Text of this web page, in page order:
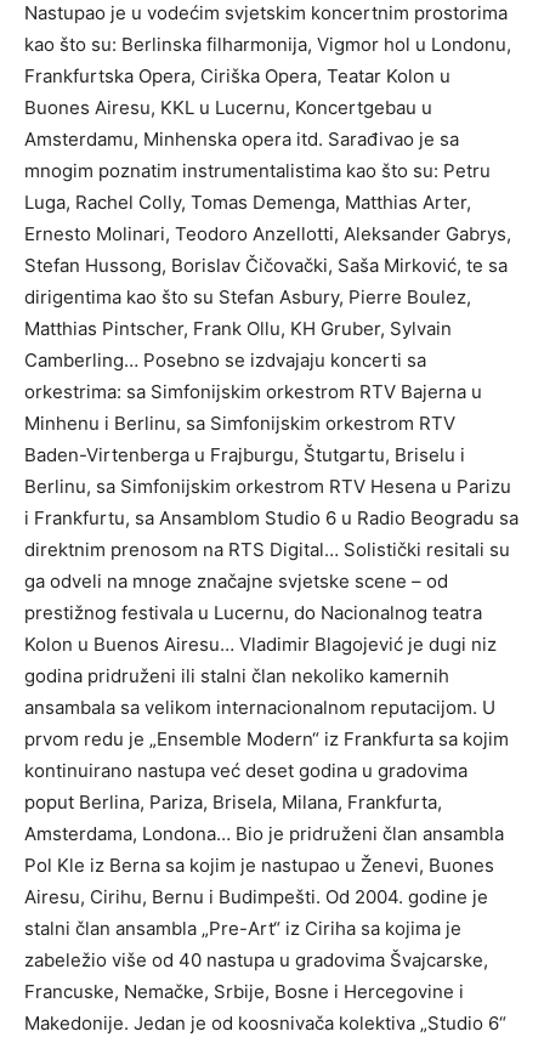
Nastupao je u vodećim svjetskim koncertnim prostorima
kao što su: Berlinska filharmonija, Vigmor hol u Londonu,
Frankfurtska Opera, Ciriška Opera, Teatar Kolon u
Buones Airesu, KKL u Lucernu, Koncertgebau u
Amsterdamu, Minhenska opera itd. Sarađivao je sa
mnogim poznatim instrumentalistima kao što su: Petru
Luga, Rachel Colly, Tomas Demenga, Matthias Arter,
Ernesto Molinari, Teodoro Anzellotti, Aleksander Gabrys,
Stefan Hussong, Borislav Čičovački, Saša Mirković, te sa
dirigentima kao što su Stefan Asbury, Pierre Boulez,
Matthias Pintscher, Frank Ollu, KH Gruber, Sylvain
Camberling… Posebno se izdvajaju koncerti sa
orkestrima: sa Simfonijskim orkestrom RTV Bajerna u
Minhenu i Berlinu, sa Simfonijskim orkestrom RTV
Baden-Virtenberga u Frajburgu, Štutgartu, Briselu i
Berlinu, sa Simfonijskim orkestrom RTV Hesena u Parizu
i Frankfurtu, sa Ansamblom Studio 6 u Radio Beogradu sa
direktnim prenosom na RTS Digital… Solistički resitali su
ga odveli na mnoge značajne svjetske scene – od
prestižnog festivala u Lucernu, do Nacionalnog teatra
Kolon u Buenos Airesu… Vladimir Blagojević je dugi niz
godina pridruženi ili stalni član nekoliko kamernih
ansambala sa velikom internacionalnom reputacijom. U
prvom redu je „Ensemble Modern“ iz Frankfurta sa kojim
kontinuirano nastupa već deset godina u gradovima
poput Berlina, Pariza, Brisela, Milana, Frankfurta,
Amsterdama, Londona… Bio je pridruženi član ansambla
Pol Kle iz Berna sa kojim je nastupao u Ženevi, Buones
Airesu, Cirihu, Bernu i Budimpešti. Od 2004. godine je
stalni član ansambla „Pre-Art“ iz Ciriha sa kojima je
zabeležio više od 40 nastupa u gradovima Švajcarske,
Francuske, Nemačke, Srbije, Bosne i Hercegovine i
Makedonije. Jedan je od koosnivača kolektiva „Studio 6“